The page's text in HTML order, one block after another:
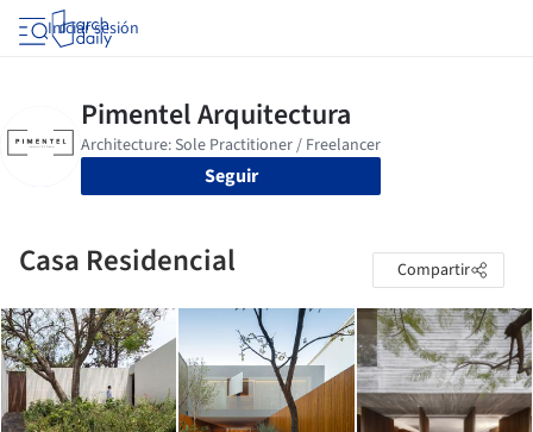
Iniciar sesión
Seguir
Casa Residencial Compartir